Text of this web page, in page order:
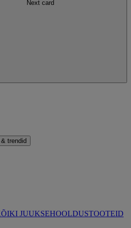
Next card
& trendid
JUUKSEHOOLDUSTOOTEID